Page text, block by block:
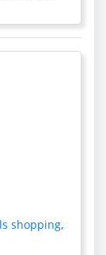
shopping,